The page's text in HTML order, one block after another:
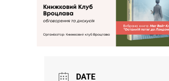
DATE